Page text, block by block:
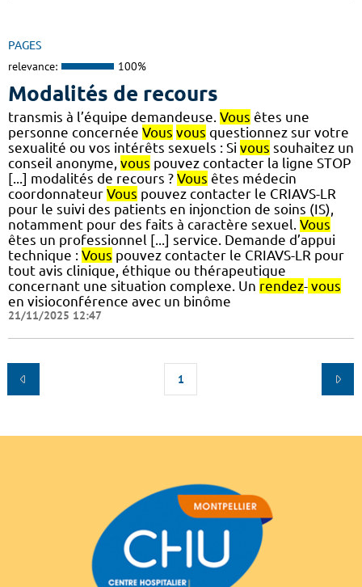
PAGES
relevance: 100%
Modalités de recours
transmis à l’équipe demandeuse. Vous êtes une
personne concernée Vous vous questionnez sur votre
sexualité ou vos intérêts sexuels : Si vous souhaitez un
conseil anonyme, vous pouvez contacter la ligne STOP
[...] modalités de recours ? Vous êtes médecin
coordonnateur Vous pouvez contacter le CRIAVS-LR
pour le suivi des patients en injonction de soins (IS),
notamment pour des faits à caractère sexuel. Vous
êtes un professionnel [...] service. Demande d’appui
technique : Vous pouvez contacter le CRIAVS-LR pour
tout avis clinique, éthique ou thérapeutique
concernant une situation complexe. Un rendez- vous
en visioconférence avec un binôme
21/11/2025 12:47
1